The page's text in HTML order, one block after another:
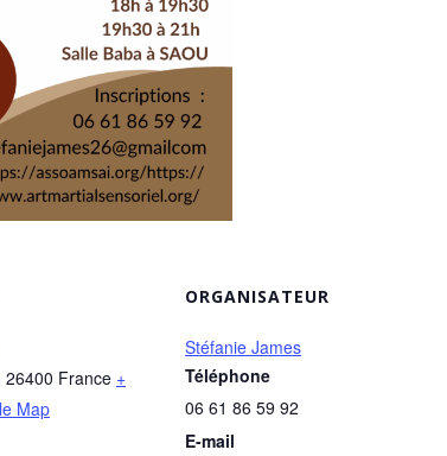
26400 France +
Map
ORGANISATEUR
Stéfanie James
Téléphone
06 61 86 59 92
E-mail